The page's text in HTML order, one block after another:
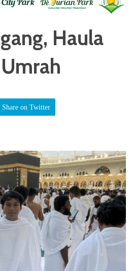
Haula
Share on Twitter